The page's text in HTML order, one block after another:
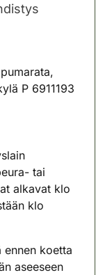
P 6911193
tai
alkavat klo
klo
ennen koetta
aseeseen